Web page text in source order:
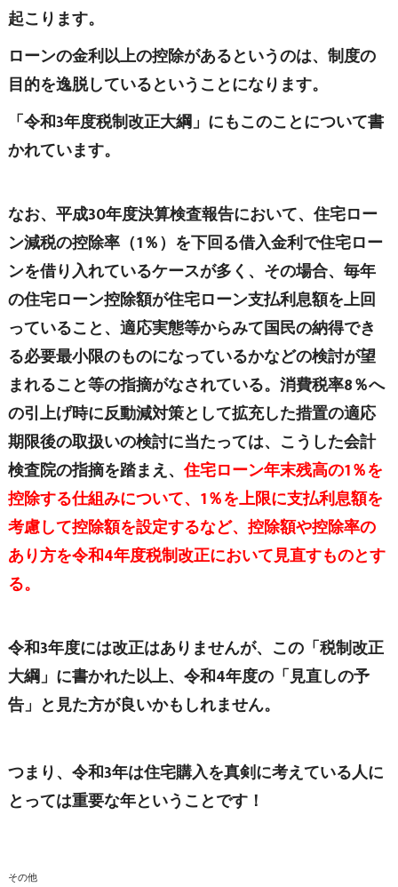
起こります。
ローンの金利以上の控除があるというのは、制度の
目的を逸脱しているということになります。
「令和3年度税制改正大綱」にもこのことについて書
かれています。
なお、平成30年度決算検査報告において、住宅ロー
ン減税の控除率（1％）を下回る借入金利で住宅ロー
ンを借り入れているケースが多く、その場合、毎年
の住宅ローン控除額が住宅ローン支払利息額を上回
っていること、適応実態等からみて国民の納得でき
る必要最小限のものになっているかなどの検討が望
まれること等の指摘がなされている。消費税率8％へ
の引上げ時に反動減対策として拡充した措置の適応
期限後の取扱いの検討に当たっては、こうした会計
検査院の指摘を踏まえ、住宅ローン年末残高の1％を
控除する仕組みについて、1％を上限に支払利息額を
考慮して控除額を設定するなど、控除額や控除率の
あり方を令和4年度税制改正において見直すものとす
る。
令和3年度には改正はありませんが、この「税制改正
大綱」に書かれた以上、令和4年度の「見直しの予
告」と見た方が良いかもしれません。
つまり、令和3年は住宅購入を真剣に考えている人に
とっては重要な年ということです！
その他